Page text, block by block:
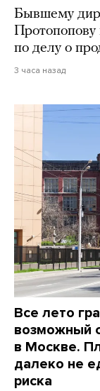
Бывшему
Протопопову
по делу о
3 часа назад
Все лето
возможный
в Москве.
далеко не
риска